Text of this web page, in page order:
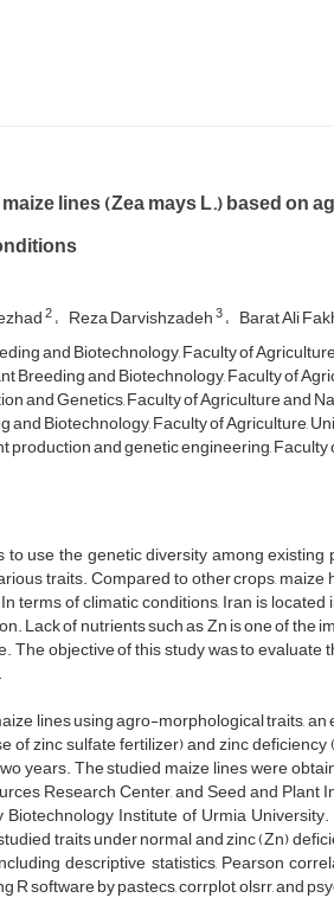
lines (Zea mays L.) based on
2 Reza Darvishzadeh3 Barat Ali
and Biotechnology, Faculty of
Breeding and Biotechnology, Faculty of
and Genetics, Faculty of Agriculture and
Biotechnology, Faculty of Agriculture,
and genetic engineering,
use the genetic diversity among
traits. Compared to other crops,
terms of climatic conditions, Iran is
Lack of nutrients such as Zn is one of the
The objective of this study was to
lines using agro-morphological traits,
of zinc sulfate fertilizer) and zinc
years. The studied maize lines were
Research Center, and Seed and
Institute of Urmia
traits under normal and zinc (Zn)
descriptive statistics, Pearson
software by pastecs, corrplot, olsrr, and